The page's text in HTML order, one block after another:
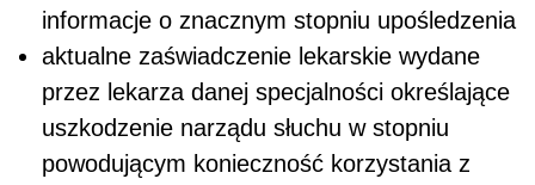
informacje o znacznym stopniu upośledzenia
aktualne zaświadczenie lekarskie wydane
przez lekarza danej specjalności określające
uszkodzenie narządu słuchu w stopniu
powodującym konieczność korzystania z